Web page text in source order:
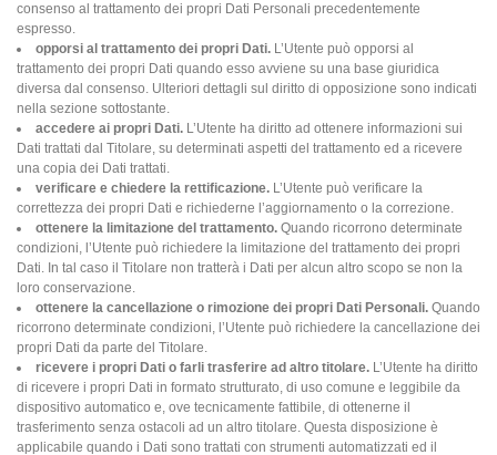
consenso al trattamento dei propri Dati Personali precedentemente
espresso.
opporsi al trattamento dei propri Dati. L’Utente può opporsi al
trattamento dei propri Dati quando esso avviene su una base giuridica
diversa dal consenso. Ulteriori dettagli sul diritto di opposizione sono indicati
nella sezione sottostante.
accedere ai propri Dati. L’Utente ha diritto ad ottenere informazioni sui
Dati trattati dal Titolare, su determinati aspetti del trattamento ed a ricevere
una copia dei Dati trattati.
verificare e chiedere la rettificazione. L’Utente può verificare la
correttezza dei propri Dati e richiederne l’aggiornamento o la correzione.
ottenere la limitazione del trattamento. Quando ricorrono determinate
condizioni, l’Utente può richiedere la limitazione del trattamento dei propri
Dati. In tal caso il Titolare non tratterà i Dati per alcun altro scopo se non la
loro conservazione.
ottenere la cancellazione o rimozione dei propri Dati Personali. Quando
ricorrono determinate condizioni, l’Utente può richiedere la cancellazione dei
propri Dati da parte del Titolare.
ricevere i propri Dati o farli trasferire ad altro titolare. L’Utente ha diritto
di ricevere i propri Dati in formato strutturato, di uso comune e leggibile da
dispositivo automatico e, ove tecnicamente fattibile, di ottenerne il
trasferimento senza ostacoli ad un altro titolare. Questa disposizione è
applicabile quando i Dati sono trattati con strumenti automatizzati ed il